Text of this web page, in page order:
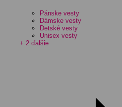
Pánske vesty
Dámske vesty
Detské vesty
Unisex vesty
+ 2 ďalšie